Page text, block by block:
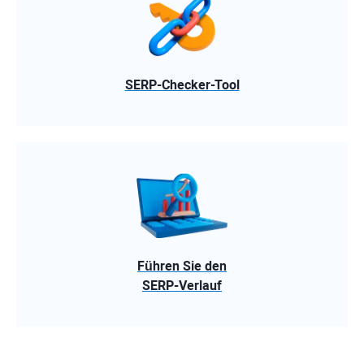
SERP-Checker-Tool
Führen Sie den
SERP-Verlauf